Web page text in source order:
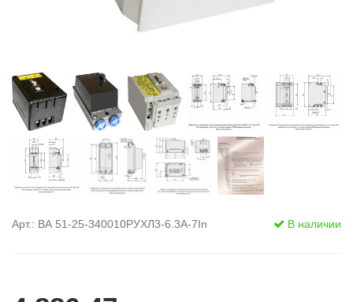
диэлектрические
Арт.: ВА 51-25-340010РУХЛ3-6.3А-7In В наличии